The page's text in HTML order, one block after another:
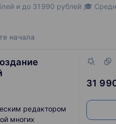
и до 31990 рублей 🎓
начала
редактором
многих
31